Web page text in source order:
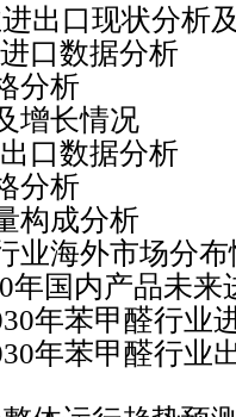
出口现状分析
口数据分析
析
长情况
口数据分析
析
成分析
外市场分布
国内产品未来
苯甲醛行业进
苯甲醛行业出